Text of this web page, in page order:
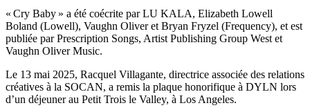
« Cry Baby » a été coécrite par LU KALA, Elizabeth Lowell
Boland (Lowell), Vaughn Oliver et Bryan Fryzel (Frequency), et est
publiée par Prescription Songs, Artist Publishing Group West et
Vaughn Oliver Music.
Le 13 mai 2025, Racquel Villagante, directrice associée des relations
créatives à la SOCAN, a remis la plaque honorifique à DYLN lors
d’un déjeuner au Petit Trois le Valley, à Los Angeles.